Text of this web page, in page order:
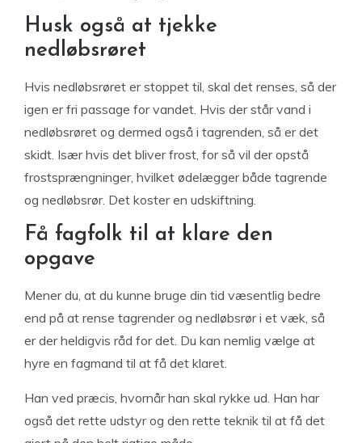
Husk også at tjekke
nedløbsrøret
Hvis nedløbsrøret er stoppet til, skal det renses, så der
igen er fri passage for vandet. Hvis der står vand i
nedløbsrøret og dermed også i tagrenden, så er det
skidt. Især hvis det bliver frost, for så vil der opstå
frostsprængninger, hvilket ødelægger både tagrende
og nedløbsrør. Det koster en udskiftning.
Få fagfolk til at klare den
opgave
Mener du, at du kunne bruge din tid væsentlig bedre
end på at rense tagrender og nedløbsrør i et væk, så
er der heldigvis råd for det. Du kan nemlig vælge at
hyre en fagmand til at få det klaret.
Han ved præcis, hvornår han skal rykke ud. Han har
også det rette udstyr og den rette teknik til at få det